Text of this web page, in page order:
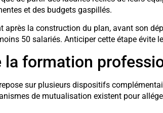
et des budgets gaspillés.
après la construction du plan, avant son
50 salariés. Anticiper cette étape évite
la formation
sur plusieurs dispositifs
de mutualisation existent pour